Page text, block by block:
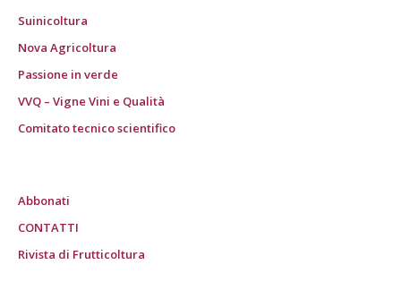
Suinicoltura
Nova Agricoltura
Passione in verde
VVQ – Vigne Vini e Qualità
Comitato tecnico scientifico
Abbonati
CONTATTI
Rivista di Frutticoltura